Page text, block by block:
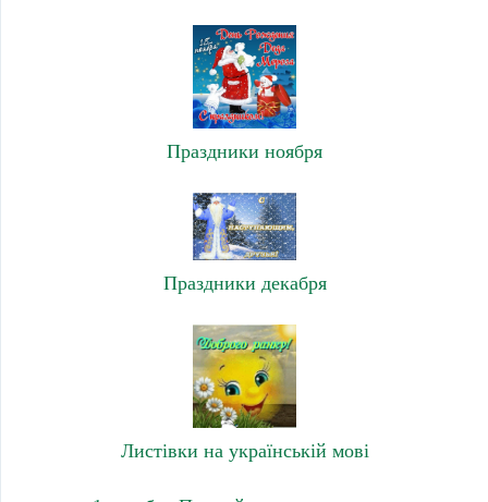
Праздники ноября
Праздники декабря
Листівки на українській мові